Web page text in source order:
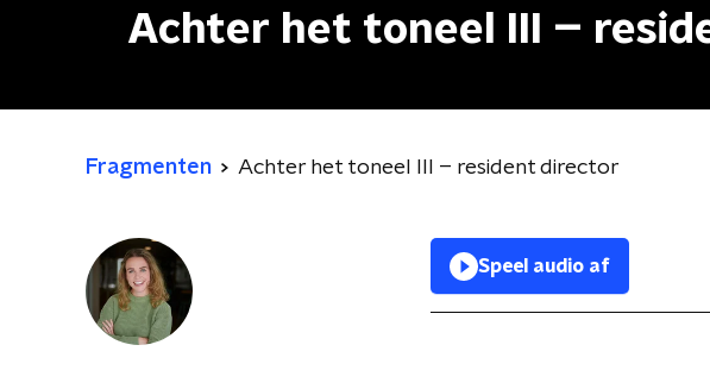
Achter het toneel III –
Fragmenten Achter het toneel III – resident director
Speel audio af